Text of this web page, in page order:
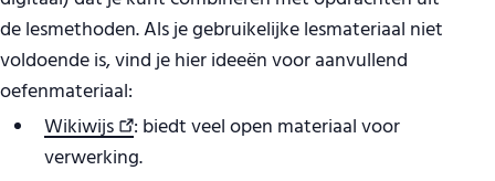
de lesmethoden. Als je gebruikelijke lesmateriaal niet
voldoende is, vind je hier ideeën voor aanvullend
oefenmateriaal:
Wikiwijs
: biedt veel open materiaal voor
verwerking.